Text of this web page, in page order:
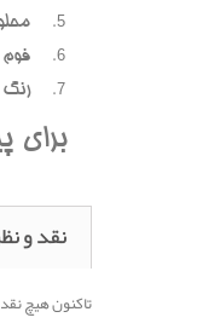
فوم
رنگ
براي
نقد و
تاکنون هیچ